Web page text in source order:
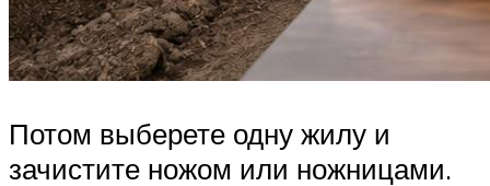
Потом выберете одну жилу и
зачистите ножом или ножницами.